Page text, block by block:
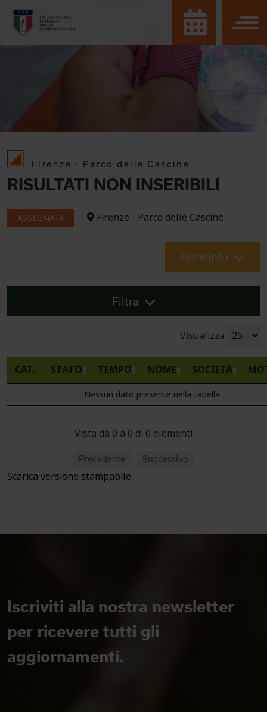
Firenze - Parco delle Cascine
RISULTATI NON INSERIBILI
ASSEGNATA Firenze - Parco delle Cascine
Altre info
Filtra
Visualizza
CAT. STATO TEMPO NOME SOCIETÀ
Nessun dato presente nella tabella
Vista da 0 a 0 di 0 elementi
Precedente Successivo
Scarica versione stampabile
Iscriviti alla nostra newsletter
per ricevere tutti gli
aggiornamenti.